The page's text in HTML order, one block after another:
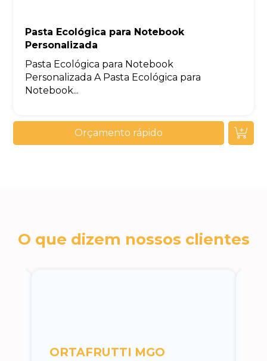
Pasta Ecológica para Notebook
Personalizada
Pasta Ecológica para Notebook
Personalizada A Pasta Ecológica para
Notebook...
Orçamento rápido
O que dizem nossos clientes
ORTAFRUTTI MGO